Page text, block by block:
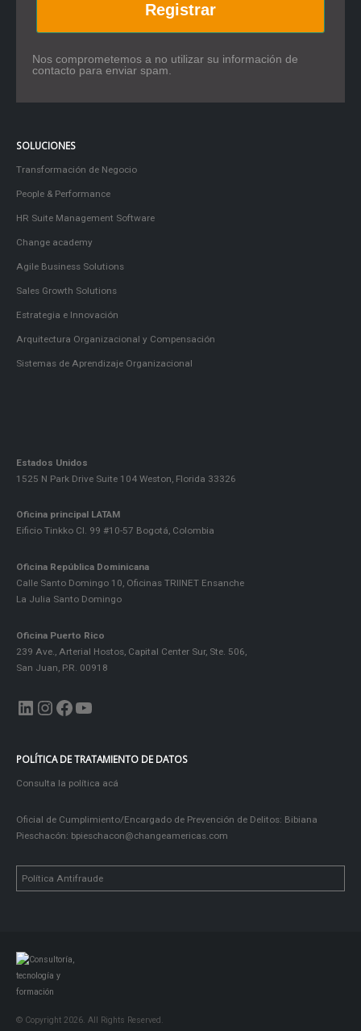
Registrar
Nos comprometemos a no utilizar su información de
contacto para enviar spam.
SOLUCIONES
Transformación de Negocio
People & Performance
HR Suite Management Software
Change academy
Agile Business Solutions
Sales Growth Solutions
Estrategia e Innovación
Arquitectura Organizacional y Compensación
Sistemas de Aprendizaje Organizacional
Estados Unidos
1525 N Park Drive Suite 104 Weston, Florida 33326
Oficina principal LATAM
Eificio Tinkko Cl. 99 #10-57 Bogotá, Colombia
Oficina República Dominicana
Calle Santo Domingo 10, Oficinas TRIINET Ensanche
La Julia Santo Domingo
Oficina Puerto Rico
239 Ave., Arterial Hostos, Capital Center Sur, Ste. 506,
San Juan, P.R. 00918
LinkedIn InstagramFacebook YouTube
POLÍTICA DE TRATAMIENTO DE DATOS
Consulta la política acá
Oficial de Cumplimiento/Encargado de Prevención de Delitos: Bibiana
Pieschacón: bpieschacon@changeamericas.com
Política Antifraude
© Copyright 2026. All Rights Reserved.